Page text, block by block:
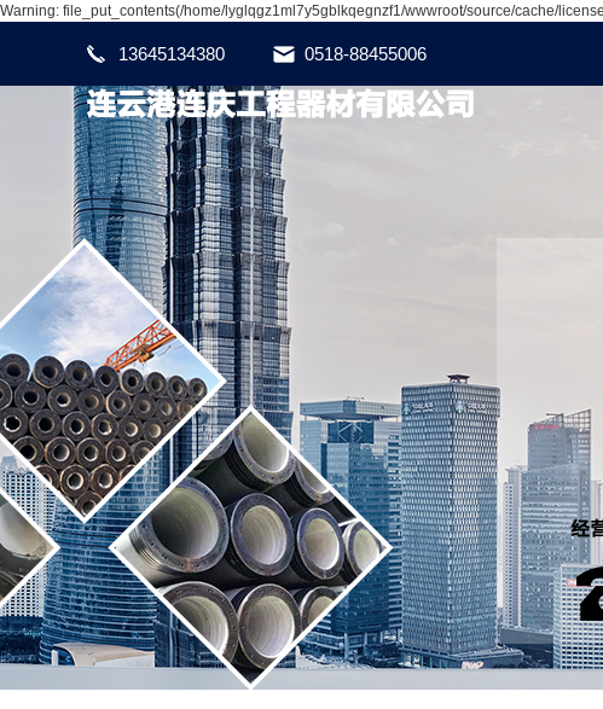
Warning: file_put_contents(/home/lyglqgz1ml7y5gblkqegnzf1/wwwroot/source/cache/
13645134380 0518-88455006